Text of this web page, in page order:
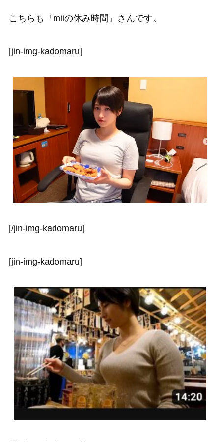
こちらも『miiの休み時間』さんです。
[jin-img-kadomaru]
[/jin-img-kadomaru]
[jin-img-kadomaru]